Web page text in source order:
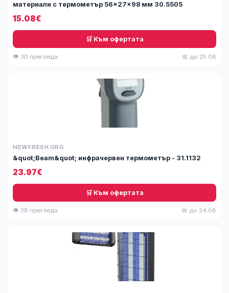
материали с термометър 56x27x98 мм 30.5505
15.08€
🛒 Към офертата
👁 30 прегледа 📅 до 25.08
NEWFRESH.ORG
&quot;Beam&quot; инфрачервен термометър - 31.1132
23.97€
🛒 Към офертата
👁 38 прегледа 📅 до 24.08